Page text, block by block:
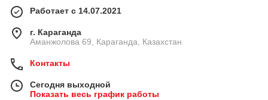
Работает с 14.07.2021
г. Караганда
Аманжолова 69, Караганда, Казахстан
Контакты
Сегодня выходной
Показать весь график работы